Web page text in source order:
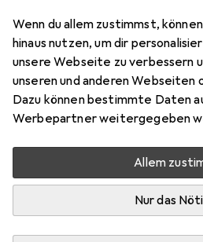
Wenn du allem zustimmst,
hinaus nutzen, um dir
unsere Webseite zu verbessern
unseren und anderen Webseiten
Dazu können bestimmte Daten
Werbepartner weitergegeben
Allem
Nur das
Zubehör für vidaXL
Hier findest du passendes
Vance aus der Kategorie
Beliebt VidaXL